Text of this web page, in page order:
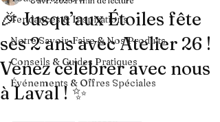
Tendances & Inspirations
Notre Savoir-Faire & Nos Produits
Conseils & Guides Pratiques
Événements & Offres Spéciales
🎉 Jusqu’aux Étoiles fête
ses 2 ans avec Atelier 26 !
Venez célébrer avec nous
à Laval ! ✨